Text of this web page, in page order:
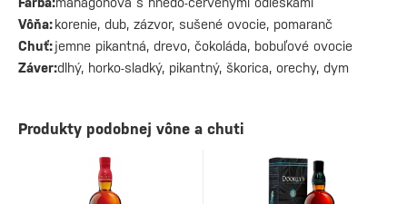
Vôňa:korenie, dub, zázvor, sušené ovocie, pomaranč
Chuť:jemne pikantná, drevo, čokoláda, bobuľové ovocie
Záver:dlhý, horko-sladký, pikantný, škorica, orechy, dym
Produkty podobnej vône a chuti